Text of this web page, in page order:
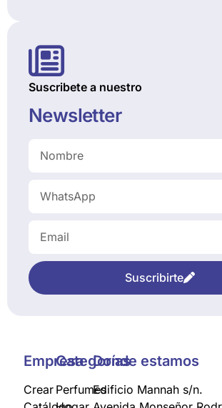
Suscribete a nuestro
Newsletter
Suscribirte
Empresa
Crear
Categorías
Perfumes
Donde estamos
Edificio Mannah s/n.